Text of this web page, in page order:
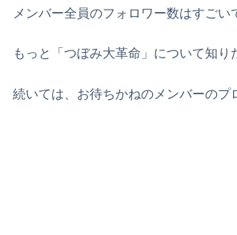
メンバー全員のフォロワー数はすごい
もっと「つぼみ大革命」について知り
続いては、お待ちかねのメンバーのプ